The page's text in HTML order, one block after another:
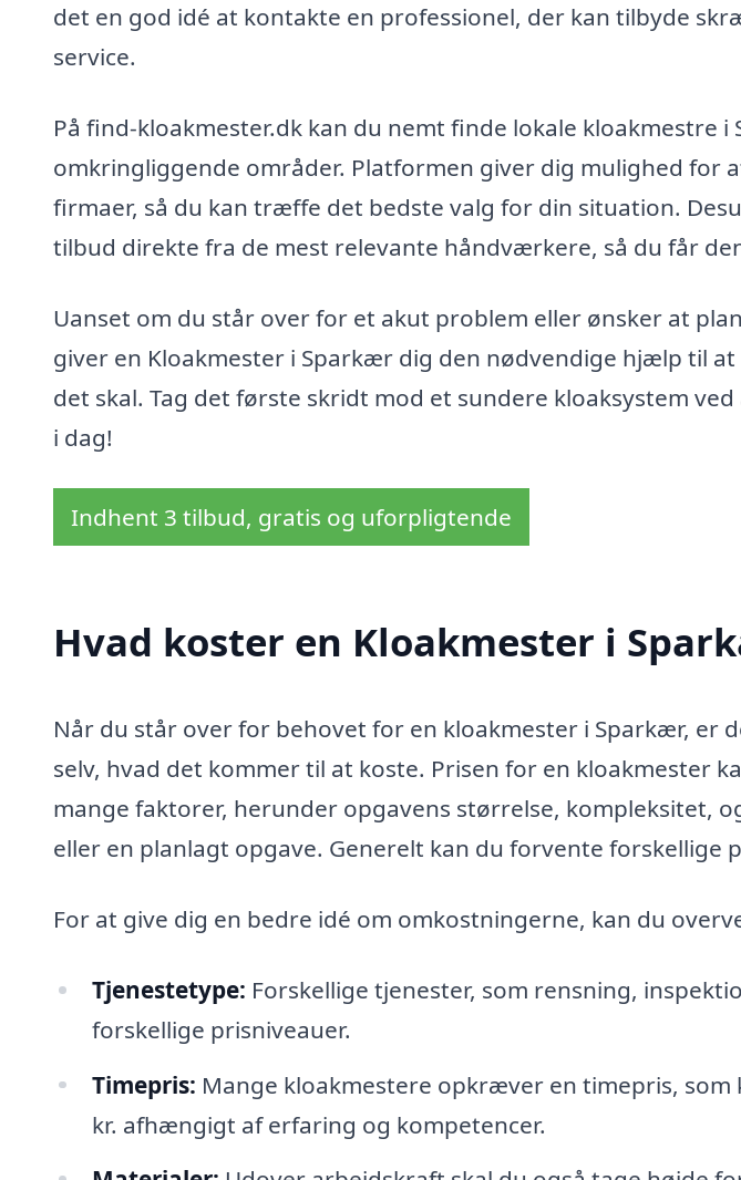
det en god idé at kontakte en professionel, der kan tilbyde
service.
På find-kloakmester.dk kan du nemt finde lokale kloakmestre i
omkringliggende områder. Platformen giver dig mulighed for
firmaer, så du kan træffe det bedste valg for din situation.
tilbud direkte fra de mest relevante håndværkere, så du får
Uanset om du står over for et akut problem eller ønsker at
giver en Kloakmester i Sparkær dig den nødvendige hjælp til
det skal. Tag det første skridt mod et sundere kloaksystem
i dag!
Indhent 3 tilbud, gratis og uforpligtende
Hvad koster en Kloakmester i
Når du står over for behovet for en kloakmester i Sparkær, er
selv, hvad det kommer til at koste. Prisen for en kloakmester
mange faktorer, herunder opgavens størrelse, kompleksitet,
eller en planlagt opgave. Generelt kan du forvente forskellige
For at give dig en bedre idé om omkostningerne, kan du
Tjenestetype: Forskellige tjenester, som rensning,
forskellige prisniveauer.
Timepris: Mange kloakmestere opkræver en timepris, som
kr. afhængigt af erfaring og kompetencer.